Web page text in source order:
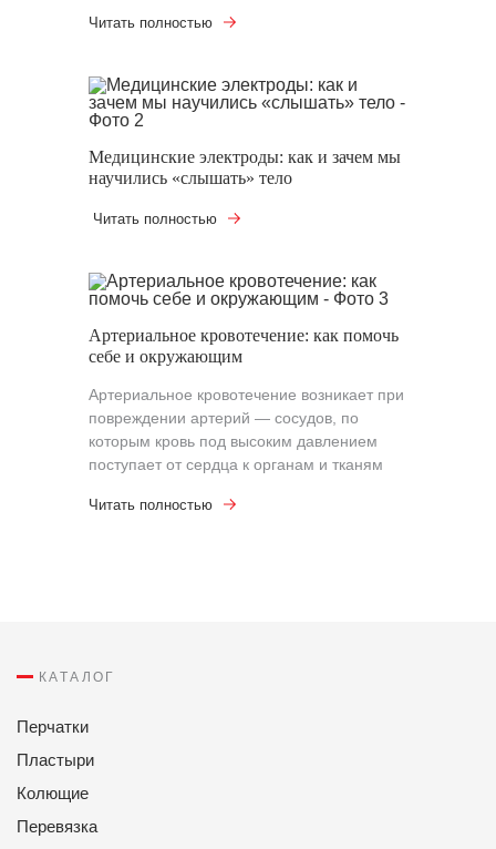
Читать полностью
Медицинские электроды: как и зачем мы
научились «слышать» тело
Читать полностью
Артериальное кровотечение: как помочь
себе и окружающим
Артериальное кровотечение возникает при
повреждении артерий — сосудов, по
которым кровь под высоким давлением
поступает от сердца к органам и тканям
Читать полностью
КАТАЛОГ
Перчатки
Пластыри
Колющие
Перевязка